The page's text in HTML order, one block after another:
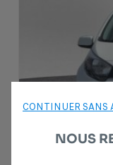
CONTINUER SANS
NOUS